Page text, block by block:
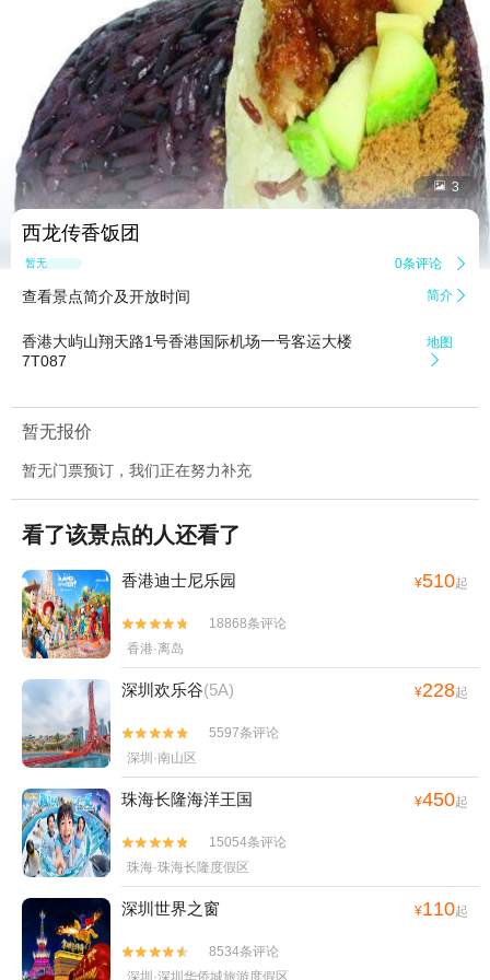
 3
西龙传香饭团
暂无点评 0条评论 
查看景点简介及开放时间 简介 
香港大屿山翔天路1号香港国际机场一号客运大楼
7T087
地图

暂无报价
暂无门票预订，我们正在努力补充
看了该景点的人还看了
香港迪士尼乐园 ¥510起


18868条评论
香港·离岛
深圳欢乐谷(5A) ¥228起


5597条评论
深圳·南山区
珠海长隆海洋王国 ¥450起


15054条评论
珠海·珠海长隆度假区
深圳世界之窗 ¥110起


8534条评论